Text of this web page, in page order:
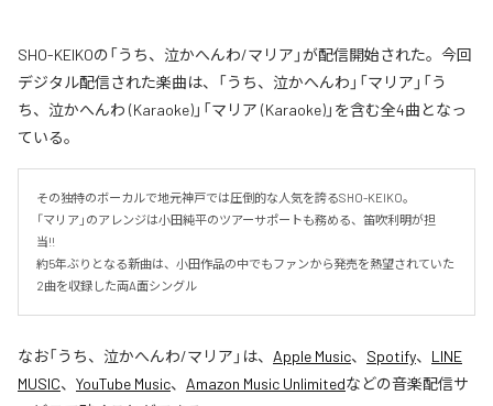
SHO-KEIKOの「うち、泣かへんわ/マリア」が配信開始された。今回
デジタル配信された楽曲は、「うち、泣かへんわ」「マリア」「う
ち、泣かへんわ (Karaoke)」「マリア (Karaoke)」を含む全4曲となっ
ている。
その独特のボーカルで地元神戸では圧倒的な人気を誇るSHO-KEIKO。
「マリア」のアレンジは小田純平のツアーサポートも務める、笛吹利明が担
当!!
約5年ぶりとなる新曲は、小田作品の中でもファンから発売を熱望されていた
2曲を収録した両A面シングル
なお「うち、泣かへんわ/マリア 」は、 Apple Music、 Spotify、 LINE
MUSIC、 YouTube Music、 Amazon Music Unlimitedなどの音楽配信サ